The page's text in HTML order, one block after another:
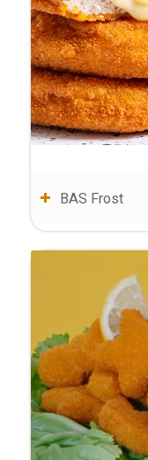
BAS Frost